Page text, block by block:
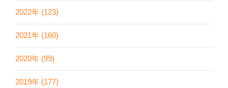
2022年 (123)
2021年 (160)
2020年 (99)
2019年 (177)